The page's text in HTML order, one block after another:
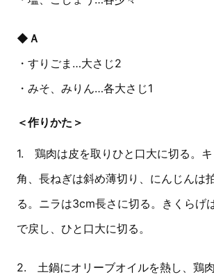
◆Ａ
・すりごま…大さじ2
・みそ、みりん…各大さじ1
＜作りかた＞
1. 鶏肉は皮を取りひと口大に切る。
角、長ねぎは斜め薄切り、にんじんは
る。ニラは3cm長さに切る。きくらげ
で戻し、ひと口大に切る。
2. 土鍋にオリーブオイルを熱し、鶏